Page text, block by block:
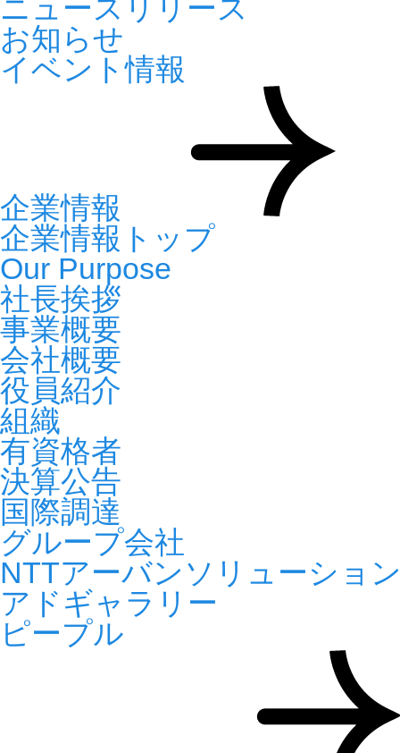
ニュースリリース
お知らせ
イベント情報
企業情報
企業情報トップ
Our Purpose
社長挨拶
事業概要
会社概要
役員紹介
組織
有資格者
決算公告
国際調達
グループ会社
NTTアーバンソリューショ
アドギャラリー
ピープル